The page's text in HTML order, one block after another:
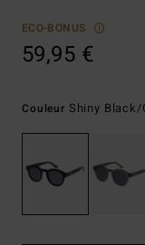
ECO-BONUS
59,95 €
Couleur Shiny